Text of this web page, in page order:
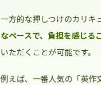
一方的な押しつけのカリキ
なペースで、負担を感じる
いただくことが可能です。
例えば、一番人気の「英作